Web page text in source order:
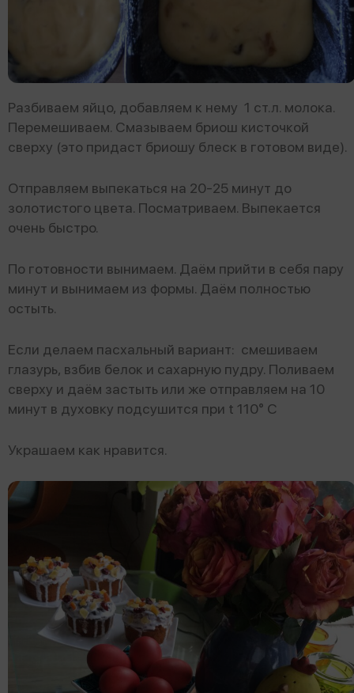
Разбиваем яйцо, добавляем к нему 1 ст.л. молока.
Перемешиваем. Смазываем бриош кисточкой
сверху (это придаст бриошу блеск в готовом виде).
Отправляем выпекаться на 20-25 минут до
золотистого цвета. Посматриваем. Выпекается
очень быстро.
По готовности вынимаем. Даём прийти в себя пару
минут и вынимаем из формы. Даём полностью
остыть.
Если делаем пасхальный вариант: смешиваем
глазурь, взбив белок и сахарную пудру. Поливаем
сверху и даём застыть или же отправляем на 10
минут в духовку подсушится при t 110° С
Украшаем как нравится.